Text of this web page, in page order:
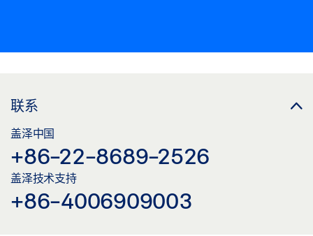
联系
盖泽中国
+86-22-8689-2526
盖泽技术支持
+86-4006909003